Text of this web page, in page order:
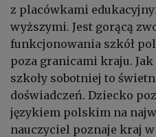
z placówkami
wyższymi. Jest gorącą
funkcjonowania szkół
poza granicami kraju.
szkoły sobotniej to
doświadczeń. Dziecko
językiem polskim na
nauczyciel poznaje kraj